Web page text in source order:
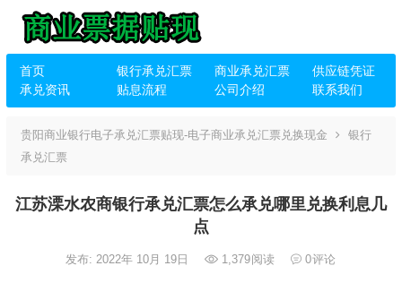
首页 银行承兑汇票 商业承兑汇票
供应链凭证
承兑资讯
贴息流程 公司介绍 联系我们
贵阳商业银行电子承兑汇票贴现-电子商业承兑汇票兑换现金
银行
承兑汇票
江苏溧水农商银行承兑汇票怎么承兑哪里兑换利息几
点
发布: 2022年 10月 19日 1,379阅读 0评论